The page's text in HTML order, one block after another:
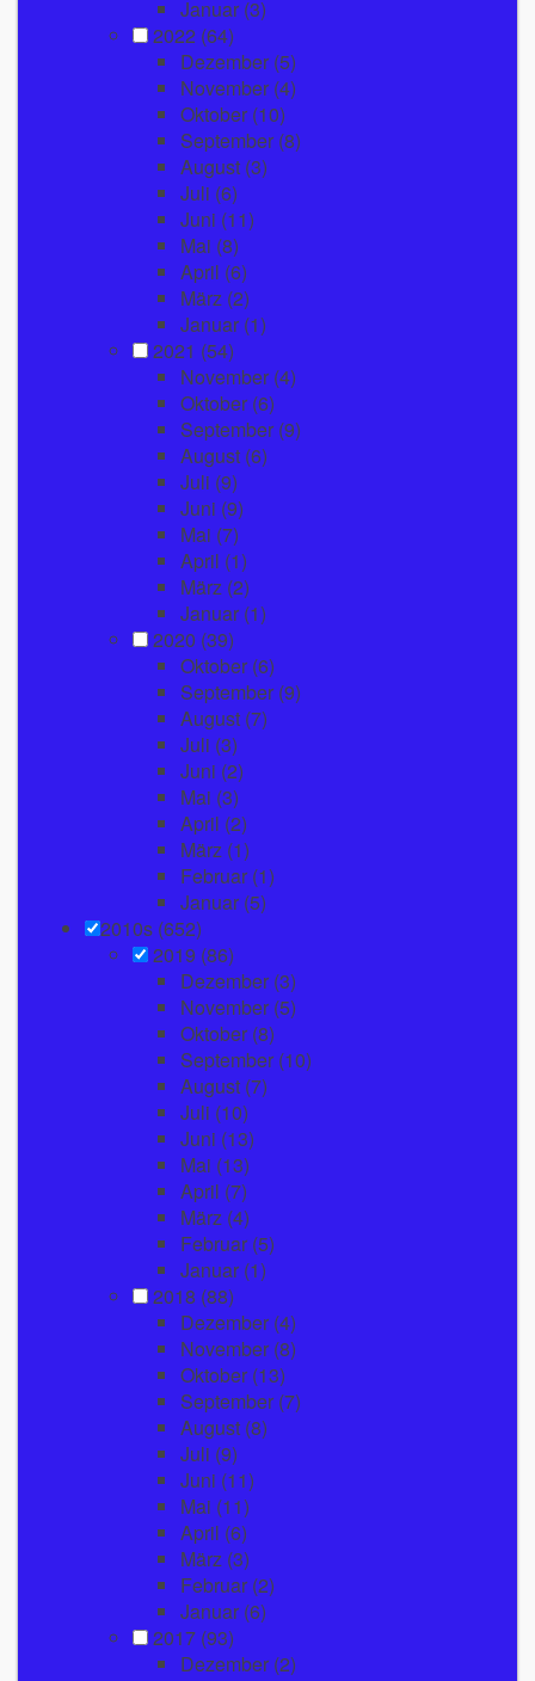
Januar (3)
2022 (64)
Dezember (5)
November (4)
Oktober (10)
September (8)
August (3)
Juli (6)
Juni (11)
Mai (8)
April (6)
März (2)
Januar (1)
2021 (54)
November (4)
Oktober (6)
September (9)
August (6)
Juli (9)
Juni (9)
Mai (7)
April (1)
März (2)
Januar (1)
2020 (39)
Oktober (6)
September (9)
August (7)
Juli (3)
Juni (2)
Mai (3)
April (2)
März (1)
Februar (1)
Januar (5)
2010s (652)
2019 (86)
Dezember (3)
November (5)
Oktober (8)
September (10)
August (7)
Juli (10)
Juni (13)
Mai (13)
April (7)
März (4)
Februar (5)
Januar (1)
2018 (88)
Dezember (4)
November (8)
Oktober (13)
September (7)
August (8)
Juli (9)
Juni (11)
Mai (11)
April (6)
März (3)
Februar (2)
Januar (6)
2017 (93)
Dezember (2)